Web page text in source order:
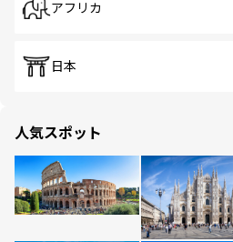
アフリカ
日本
人気スポット